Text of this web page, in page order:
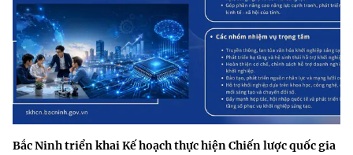
Bắc Ninh triển khai Kế hoạch thực hiện Chiến lược quốc gia